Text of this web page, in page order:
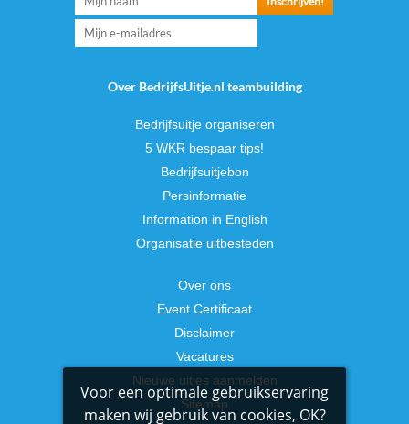
Over BedrijfsUitje.nl teambuilding
Bedrijfsuitje organiseren
5 WKR bespaar tips!
Bedrijfsuitjebon
Persinformatie
Information in English
Organisatie uitbesteden
Over ons
Event Certificaat
Disclaimer
Vacatures
Nieuwe uitjes aanmelden
Sitemap
Voor een optimale gebruikservaring
maken wij gebruik van cookies, OK?